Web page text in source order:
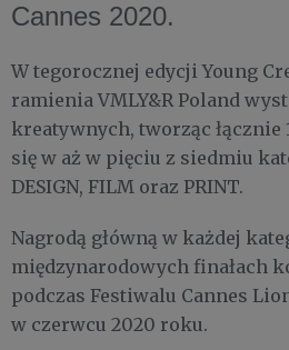
Cannes 2020.
W tegorocznej edycji Young
ramienia VMLY&R Poland
kreatywnych, tworząc łącznie
się w aż w pięciu z siedmiu
DESIGN, FILM oraz PRINT.
Nagrodą główną w każdej
międzynarodowych finałach
podczas Festiwalu Cannes
w czerwcu 2020 roku.